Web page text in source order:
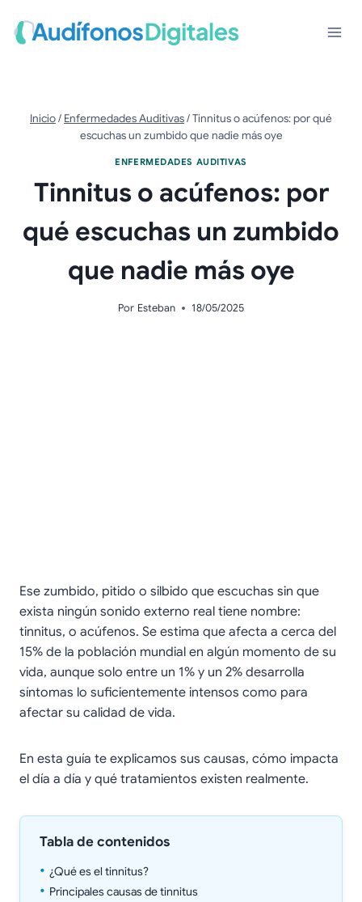
contenido
Inicio/ Enfermedades Auditivas/Tinnitus o acúfenos: por qué
escuchas un zumbido que nadie más oye
ENFERMEDADES AUDITIVAS
Tinnitus o acúfenos: por
qué escuchas un zumbido
que nadie más oye
Por Esteban 18/05/2025
Ese zumbido, pitido o silbido que escuchas sin que
exista ningún sonido externo real tiene nombre:
tinnitus, o acúfenos. Se estima que afecta a cerca del
15% de la población mundial en algún momento de su
vida, aunque solo entre un 1% y un 2% desarrolla
síntomas lo suficientemente intensos como para
afectar su calidad de vida.
En esta guía te explicamos sus causas, cómo impacta
el día a día y qué tratamientos existen realmente.
Tabla de contenidos
¿Qué es el tinnitus?
Principales causas de tinnitus